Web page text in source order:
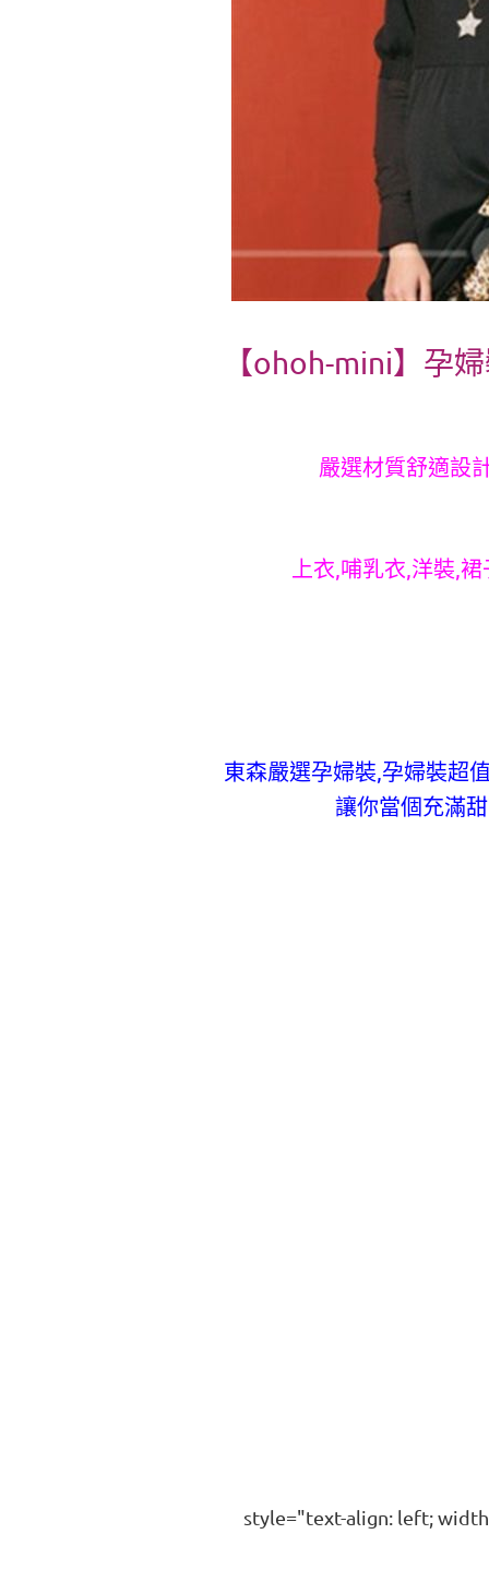
【ohoh-mini】孕
嚴選材質舒適設
上衣,哺乳衣,洋裝,
東森嚴選孕婦裝,孕婦裝超
讓你當個充滿
style="text-align: left;